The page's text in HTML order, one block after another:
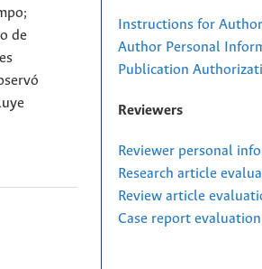
de
Instructions for
Author Personal
Publication
Reviewers
Reviewer personal
Research article
Review article
Case report